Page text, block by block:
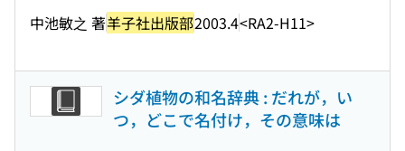
中池敏之 著羊子社出版部2003.4<RA2-H11>
シダ植物の和名辞典 : だれが，い
つ，どこで名付け，その意味は